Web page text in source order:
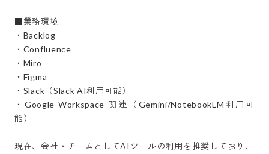
■業務環境
・Backlog
・Confluence
・Miro
・Figma
・Slack（Slack AI利用可能）
・Google Workspace 関連（Gemini/NotebookLM利用可
能）
現在、会社・チームとしてAIツールの利用を推奨しており、